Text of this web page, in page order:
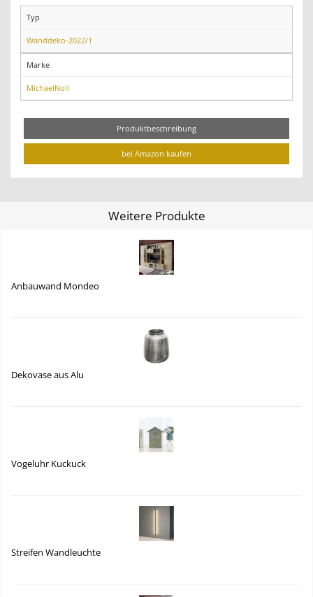
Typ
Wanddeko-2022/1
Marke
MichaelNoll
Produktbeschreibung
bei Amazon kaufen
Weitere Produkte
Anbauwand Mondeo
Dekovase aus Alu
Vogeluhr Kuckuck
Streifen Wandleuchte